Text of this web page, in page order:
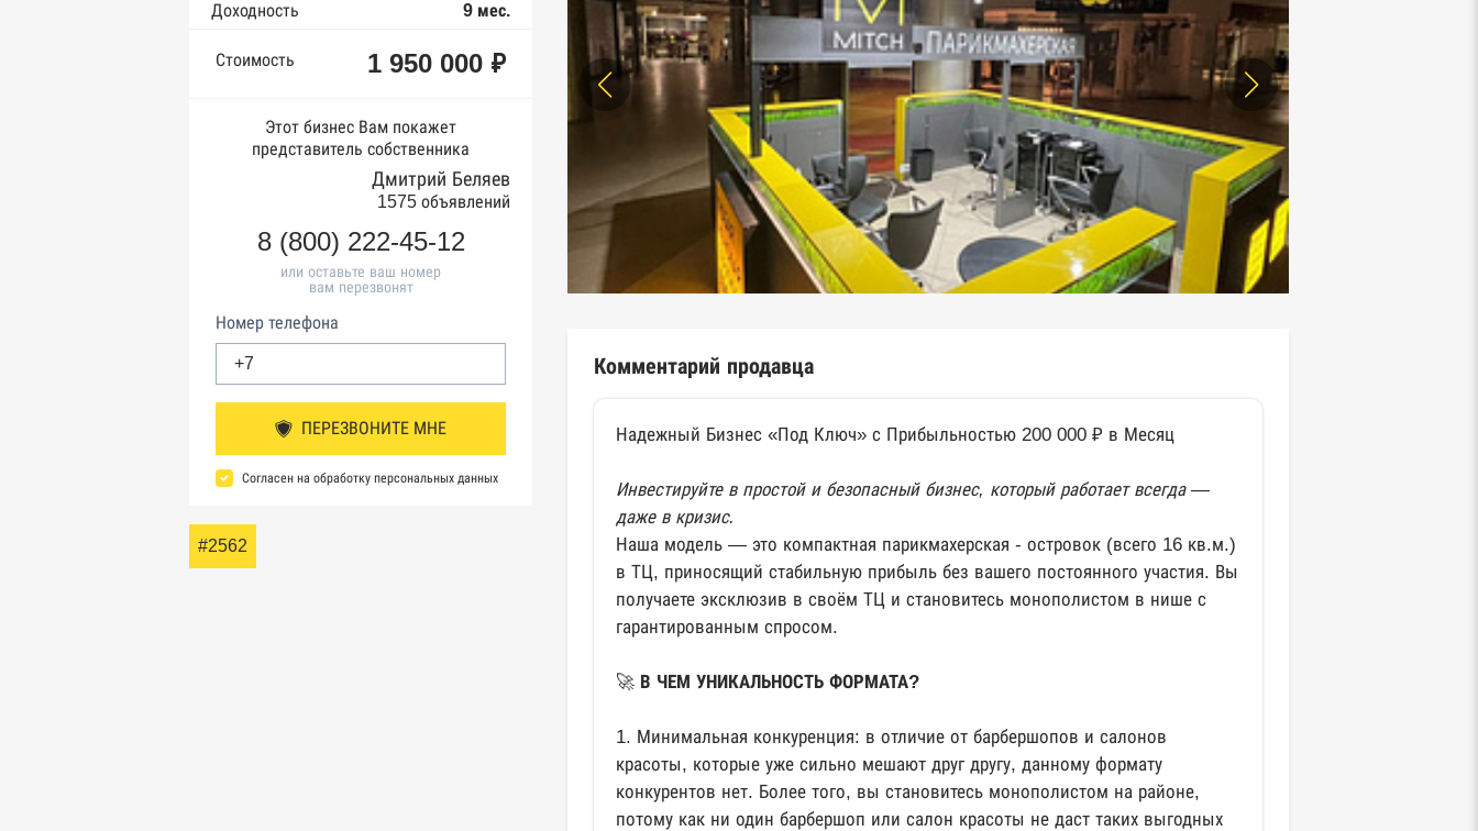
Доходность
9 мес.
Стоимость 1 950 000 ₽
Этот бизнес Вам покажет
представитель собственника
Дмитрий Беляев
1575 объявлений
8 (800) 222-45-12
или оставьте ваш номер
вам перезвонят
Номер телефона
ПЕРЕЗВОНИТЕ МНЕ
Согласен на обработку персональных данных
#2562
Комментарий продавца
Надежный Бизнес «Под Ключ» с Прибыльностью 200 000 ₽ в Месяц
Инвестируйте в простой и безопасный бизнес, который работает всегда —
даже в кризис.
Наша модель — это компактная парикмахерская - островок (всего 16 кв.м.)
в ТЦ, приносящий стабильную прибыль без вашего постоянного участия. Вы
получаете эксклюзив в своём ТЦ и становитесь монополистом в нише с
гарантированным спросом.
🚀 В ЧЕМ УНИКАЛЬНОСТЬ ФОРМАТА?
1. Минимальная конкуренция: в отличие от барбершопов и салонов
красоты, которые уже сильно мешают друг другу, данному формату
конкурентов нет. Более того, вы становитесь монополистом на районе,
потому как ни один барбершоп или салон красоты не даст таких выгодных